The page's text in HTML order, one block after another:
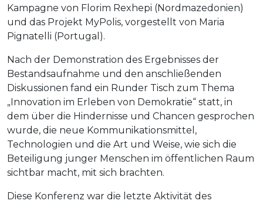
Kampagne von Florim Rexhepi (Nordmazedonien)
und das Projekt MyPolis, vorgestellt von Maria
Pignatelli (Portugal).
Nach der Demonstration des Ergebnisses der
Bestandsaufnahme und den anschließenden
Diskussionen fand ein Runder Tisch zum Thema
„Innovation im Erleben von Demokratie“ statt, in
dem über die Hindernisse und Chancen gesprochen
wurde, die neue Kommunikationsmittel,
Technologien und die Art und Weise, wie sich die
Beteiligung junger Menschen im öffentlichen Raum
sichtbar macht, mit sich brachten.
Diese Konferenz war die letzte Aktivität des